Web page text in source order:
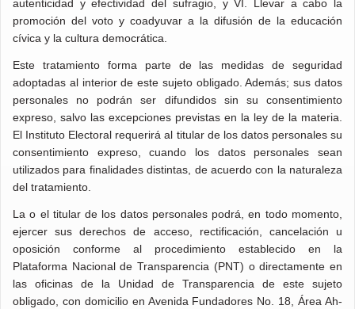
autenticidad y efectividad del sufragio, y VI. Llevar a cabo la
promoción del voto y coadyuvar a la difusión de la educación
cívica y la cultura democrática.
Este tratamiento forma parte de las medidas de seguridad
adoptadas al interior de este sujeto obligado. Además; sus datos
personales no podrán ser difundidos sin su consentimiento
expreso, salvo las excepciones previstas en la ley de la materia.
El Instituto Electoral requerirá al titular de los datos personales su
consentimiento expreso, cuando los datos personales sean
utilizados para finalidades distintas, de acuerdo con la naturaleza
del tratamiento.
La o el titular de los datos personales podrá, en todo momento,
ejercer sus derechos de acceso, rectificación, cancelación u
oposición conforme al procedimiento establecido en la
Plataforma Nacional de Transparencia (PNT) o directamente en
las oficinas de la Unidad de Transparencia de este sujeto
obligado, con domicilio en Avenida Fundadores No. 18, Área Ah-